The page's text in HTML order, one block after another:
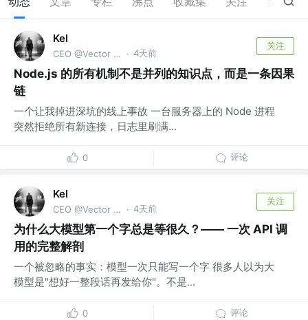
Kel
CEO @Vector Trek · 4天前
关注
Node.js 的所有机制不是并列的知识点，而是一条因果
链
一个让我掉进深坑的线上事故 一台服务器上的 Node 进程
突然拒绝所有新连接，日志里刷满...
0 评论
Kel
CEO @Vector Trek · 4天前
关注
为什么大模型第一个字总是等很久？—— 一次 API 调
用的完整解剖
一个被忽略的事实：模型一次只能写一个字 很多人以为大
模型是"想好一整段话再发给你"。不是...
0 评论